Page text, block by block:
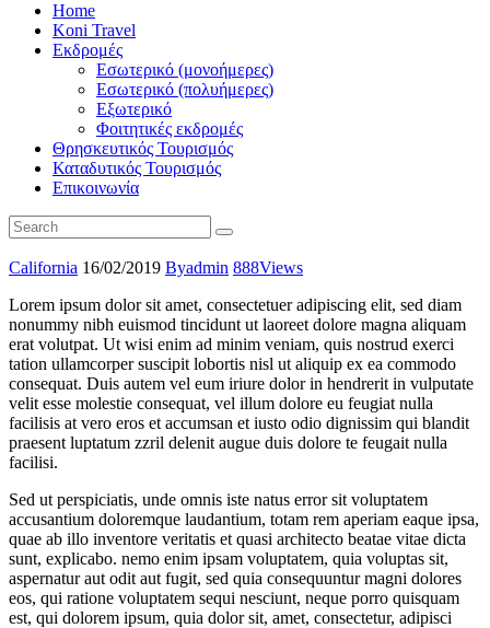
Home
Koni Travel
Εκδρομές
Εσωτερικό (μονοήμερες)
Εσωτερικό (πολυήμερες)
Εξωτερικό
Φοιτητικές εκδρομές
Θρησκευτικός Τουρισμός
Καταδυτικός Τουρισμός
Επικοινωνία
California 16/02/2019 Byadmin 888Views
Lorem ipsum dolor sit amet, consectetuer adipiscing elit, sed diam
nonummy nibh euismod tincidunt ut laoreet dolore magna aliquam
erat volutpat. Ut wisi enim ad minim veniam, quis nostrud exerci
tation ullamcorper suscipit lobortis nisl ut aliquip ex ea commodo
consequat. Duis autem vel eum iriure dolor in hendrerit in vulputate
velit esse molestie consequat, vel illum dolore eu feugiat nulla
facilisis at vero eros et accumsan et iusto odio dignissim qui blandit
praesent luptatum zzril delenit augue duis dolore te feugait nulla
facilisi.
Sed ut perspiciatis, unde omnis iste natus error sit voluptatem
accusantium doloremque laudantium, totam rem aperiam eaque ipsa,
quae ab illo inventore veritatis et quasi architecto beatae vitae dicta
sunt, explicabo. nemo enim ipsam voluptatem, quia voluptas sit,
aspernatur aut odit aut fugit, sed quia consequuntur magni dolores
eos, qui ratione voluptatem sequi nesciunt, neque porro quisquam
est, qui dolorem ipsum, quia dolor sit, amet, consectetur, adipisci